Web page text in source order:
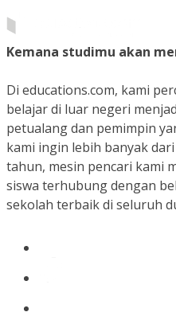
Kemana studimu akan
Di educations.com, kami
belajar di luar negeri
petualang dan pemimpin
kami ingin lebih banyak
tahun, mesin pencari kami
siswa terhubung dengan
sekolah terbaik di seluruh